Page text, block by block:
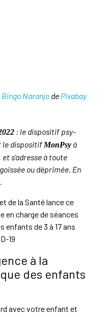
Bingo Naranjo de Pixabay
: le dispositif psy-
le dispositif MonPsy à
s'adresse à toute
ou déprimée. En
.
de la Santé lance ce
charge de séances
enfants de 3 à 17 ans
19
à la
des enfants
avec votre enfant et